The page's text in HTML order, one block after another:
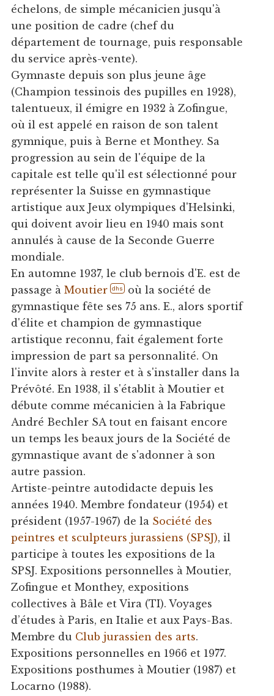
échelons, de simple mécanicien jusqu'à
une position de cadre (chef du
département de tournage, puis responsable
du service après-vente).
Gymnaste depuis son plus jeune âge
(Champion tessinois des pupilles en 1928),
talentueux, il émigre en 1932 à Zofingue,
où il est appelé en raison de son talent
gymnique, puis à Berne et Monthey. Sa
progression au sein de l'équipe de la
capitale est telle qu'il est sélectionné pour
représenter la Suisse en gymnastique
artistique aux Jeux olympiques d'Helsinki,
qui doivent avoir lieu en 1940 mais sont
annulés à cause de la Seconde Guerre
mondiale.
En automne 1937, le club bernois d'E. est de
passage à Moutier dhs où la société de
gymnastique fête ses 75 ans. E., alors sportif
d'élite et champion de gymnastique
artistique reconnu, fait également forte
impression de part sa personnalité. On
l'invite alors à rester et à s'installer dans la
Prévôté. En 1938, il s'établit à Moutier et
débute comme mécanicien à la Fabrique
André Bechler SA tout en faisant encore
un temps les beaux jours de la Société de
gymnastique avant de s'adonner à son
autre passion.
Artiste-peintre autodidacte depuis les
années 1940. Membre fondateur (1954) et
président (1957-1967) de la Société des
peintres et sculpteurs jurassiens (SPSJ), il
participe à toutes les expositions de la
SPSJ. Expositions personnelles à Moutier,
Zofingue et Monthey, expositions
collectives à Bâle et Vira (TI). Voyages
d’études à Paris, en Italie et aux Pays-Bas.
Membre du Club jurassien des arts.
Expositions personnelles en 1966 et 1977.
Expositions posthumes à Moutier (1987) et
Locarno (1988).